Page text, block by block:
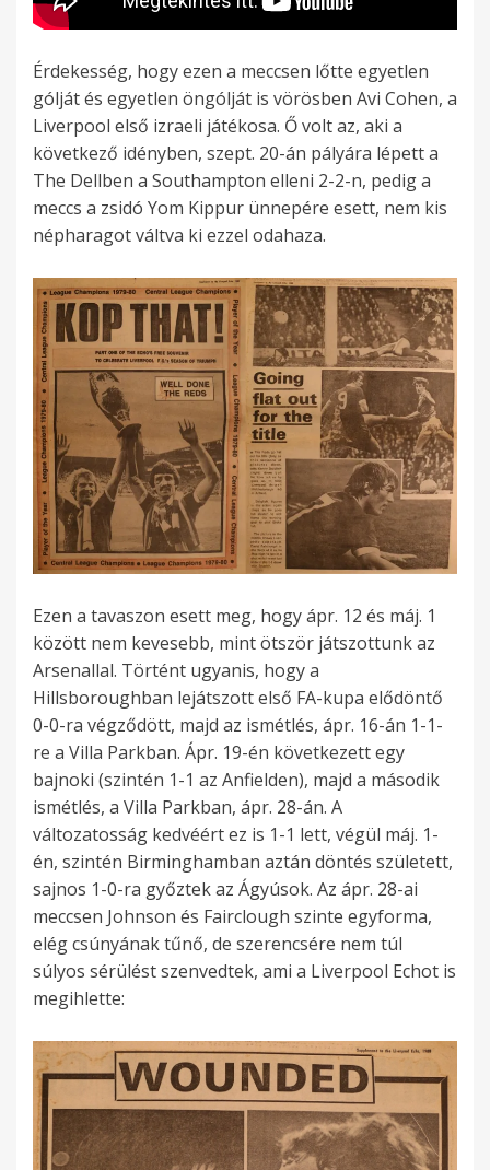
Érdekesség, hogy ezen a meccsen lőtte egyetlen
gólját és egyetlen öngólját is vörösben Avi Cohen, a
Liverpool első izraeli játékosa. Ő volt az, aki a
következő idényben, szept. 20-án pályára lépett a
The Dellben a Southampton elleni 2-2-n, pedig a
meccs a zsidó Yom Kippur ünnepére esett, nem kis
népharagot váltva ki ezzel odahaza.
Ezen a tavaszon esett meg, hogy ápr. 12 és máj. 1
között nem kevesebb, mint ötször játszottunk az
Arsenallal. Történt ugyanis, hogy a
Hillsboroughban lejátszott első FA-kupa elődöntő
0-0-ra végződött, majd az ismétlés, ápr. 16-án 1-1-
re a Villa Parkban. Ápr. 19-én következett egy
bajnoki (szintén 1-1 az Anfielden), majd a második
ismétlés, a Villa Parkban, ápr. 28-án. A
változatosság kedvéért ez is 1-1 lett, végül máj. 1-
én, szintén Birminghamban aztán döntés született,
sajnos 1-0-ra győztek az Ágyúsok. Az ápr. 28-ai
meccsen Johnson és Fairclough szinte egyforma,
elég csúnyának tűnő, de szerencsére nem túl
súlyos sérülést szenvedtek, ami a Liverpool Echot is
megihlette: